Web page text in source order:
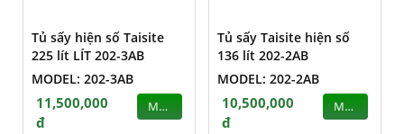
Tủ sấy hiện số Taisite
225 lít LÍT 202-3AB
MODEL: 202-3AB
11,500,000
đ
MUA
Tủ sấy Taisite hiện số
136 lít 202-2AB
MODEL: 202-2AB
10,500,000
đ
MUA